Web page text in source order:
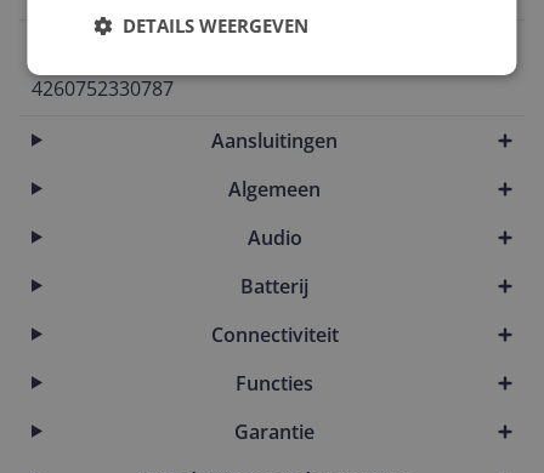
4260752330787
Aansluitingen
Algemeen
Audio
Batterij
Connectiviteit
Functies
Garantie
DETAILS WEERGEVEN